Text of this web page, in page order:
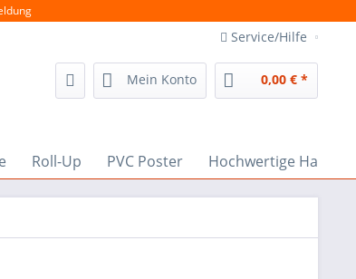
Service/Hilfe
Mein Konto 0,00 € *
Roll-Up PVC Poster Hochwertige